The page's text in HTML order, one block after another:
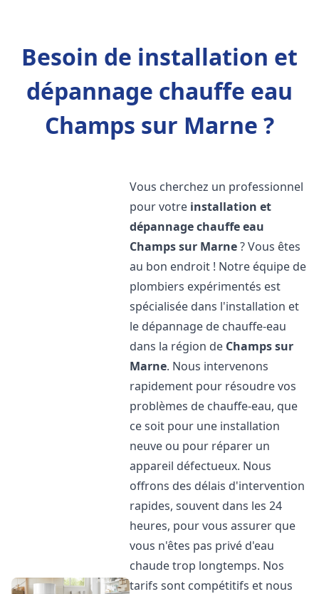
Besoin de installation et
dépannage chauffe eau
Champs sur Marne ?
Vous cherchez un professionnel
pour votre installation et
dépannage chauffe eau
Champs sur Marne? Vous êtes
au bon endroit ! Notre équipe de
plombiers expérimentés est
spécialisée dans l'installation et
le dépannage de chauffe-eau
dans la région de Champs sur
Marne. Nous intervenons
rapidement pour résoudre vos
problèmes de chauffe-eau, que
ce soit pour une installation
neuve ou pour réparer un
appareil défectueux. Nous
offrons des délais d'intervention
rapides, souvent dans les 24
heures, pour vous assurer que
vous n'êtes pas privé d'eau
chaude trop longtemps. Nos
tarifs sont compétitifs et nous